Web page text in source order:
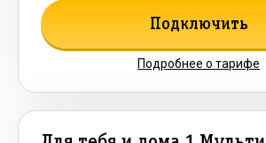
Подключить
Подробнее о тарифе